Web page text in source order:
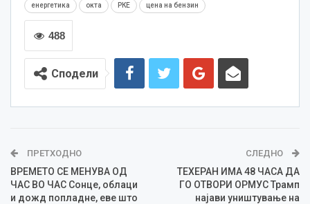
енергетика окта РКЕ цена на бензин
488
Сподели
ПРЕТХОДНО
ВРЕМЕТО СЕ МЕНУВА ОД
ЧАС ВО ЧАС Сонце, облаци
и дожд попладне, еве што
СЛЕДНО
ТЕХЕРАН ИМА 48 ЧАСА ДА
ГО ОТВОРИ ОРМУС Трамп
најави уништување на